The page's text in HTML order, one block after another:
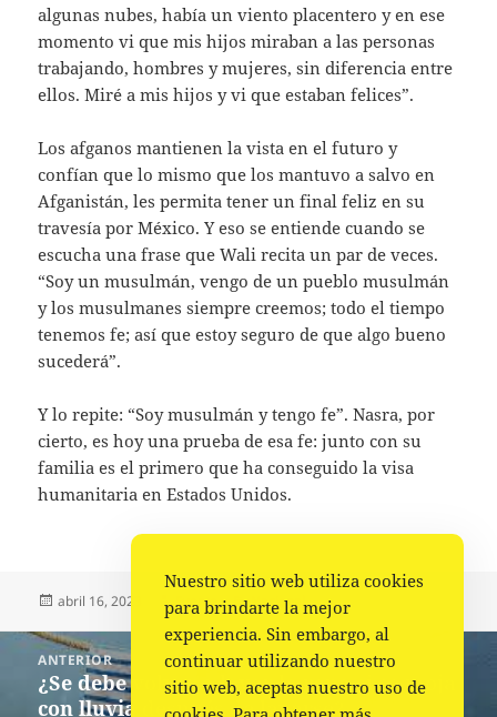
algunas nubes, había un viento placentero y en ese
momento vi que mis hijos miraban a las personas
trabajando, hombres y mujeres, sin diferencia entre
ellos. Miré a mis hijos y vi que estaban felices”.
Los afganos mantienen la vista en el futuro y
confían que lo mismo que los mantuvo a salvo en
Afganistán, les permita tener un final feliz en su
travesía por México. Y eso se entiende cuando se
escucha una frase que Wali recita un par de veces.
“Soy un musulmán, vengo de un pueblo musulmán
y los musulmanes siempre creemos; todo el tiempo
tenemos fe; así que estoy seguro de que algo bueno
sucederá”.
Y lo repite: “Soy musulmán y tengo fe”. Nasra, por
cierto, es hoy una prueba de esa fe: junto con su
familia es el primero que ha conseguido la visa
humanitaria en Estados Unidos.
Publicado
abril 16, 2023 Autor
Fuente Categorías
Nacional
Navegación
entradas
ANTERIOR
Entrada
anterior:
¿Se debe volver a lavar la ropa si se moja
con lluvia después de lavarse?
Nuestro sitio web utiliza cookies
para brindarte la mejor
experiencia. Sin embargo, al
continuar utilizando nuestro
sitio web, aceptas nuestro uso de